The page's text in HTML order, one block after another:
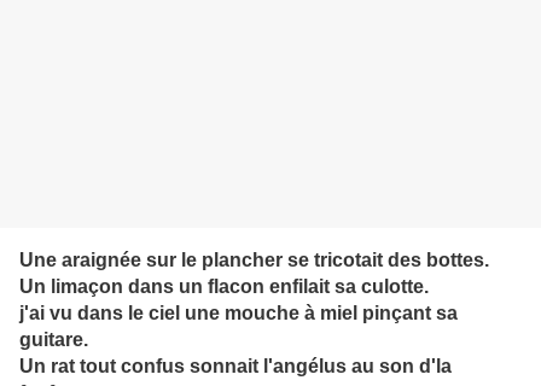
Une araignée sur le plancher se tricotait des bottes.
Un limaçon dans un flacon enfilait sa culotte.
j'ai vu dans le ciel une mouche à miel pinçant sa
guitare.
Un rat tout confus sonnait l'angélus au son d'la